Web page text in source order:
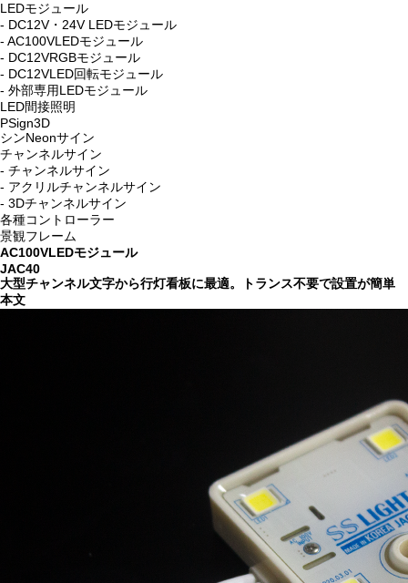
LEDモジュール
- DC12V・24V LEDモジュール
- AC100VLEDモジュール
- DC12VRGBモジュール
- DC12VLED回転モジュール
- 外部専用LEDモジュール
LED間接照明
PSign3D
シンNeonサイン
チャンネルサイン
- チャンネルサイン
- アクリルチャンネルサイン
- 3Dチャンネルサイン
各種コントローラー
景観フレーム
AC100VLEDモジュール
JAC40
大型チャンネル文字から行灯看板に最適。トランス不要で設置が簡単
本文